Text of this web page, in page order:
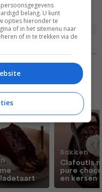
Bakken
Clafoutis
pure
en kersen
belang. U kunt
opties hieronder te
of in het sitemenu naar
of in te trekken via de